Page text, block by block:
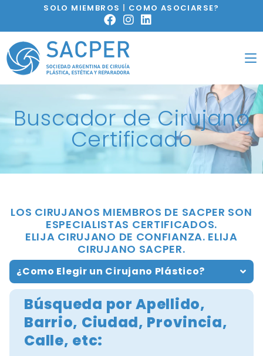
SOLO MIEMBROS | COMO ASOCIARSE?
Buscador de Cirujano
Certificado
LOS CIRUJANOS MIEMBROS DE SACPER SON
ESPECIALISTAS CERTIFICADOS.
ELIJA CIRUJANO DE CONFIANZA. ELIJA
CIRUJANO SACPER.
¿Como Elegir un Cirujano Plástico?
Búsqueda por Apellido,
Barrio, Ciudad, Provincia,
Calle, etc: